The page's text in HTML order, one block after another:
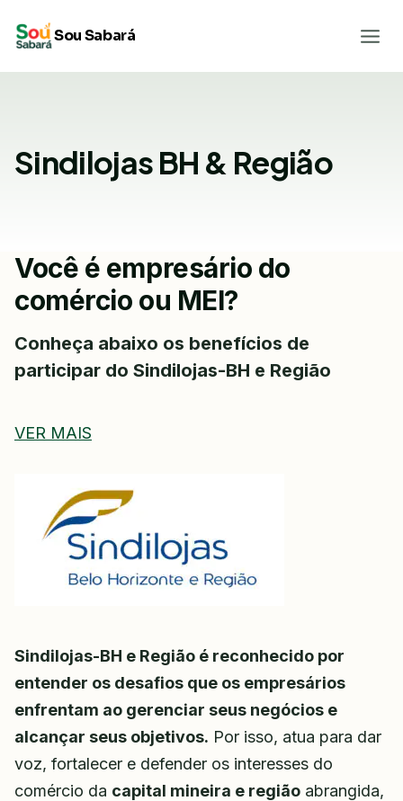
para
Sou Sabará
Sindilojas BH & Região
Você é empresário do
comércio ou MEI?
Conheça abaixo os benefícios de
participar do Sindilojas-BH e Região
VER MAIS
Sindilojas-BH e Região é reconhecido por
entender os desafios que os empresários
enfrentam ao gerenciar seus negócios e
alcançar seus objetivos. Por isso, atua para dar
voz, fortalecer e defender os interesses do
comércio da capital mineira e região abrangida,